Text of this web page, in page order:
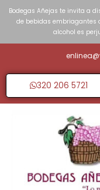
Bodegas Añejas te invita a
de bebidas embriagantes a
alcohol es
320 206 5721